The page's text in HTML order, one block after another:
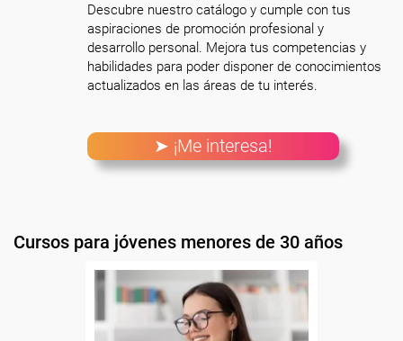
Descubre nuestro catálogo y cumple con tus
aspiraciones de promoción profesional y
desarrollo personal. Mejora tus competencias y
habilidades para poder disponer de conocimientos
actualizados en las áreas de tu interés.
➤ ¡Me interesa!
Cursos para jóvenes menores de 30 años